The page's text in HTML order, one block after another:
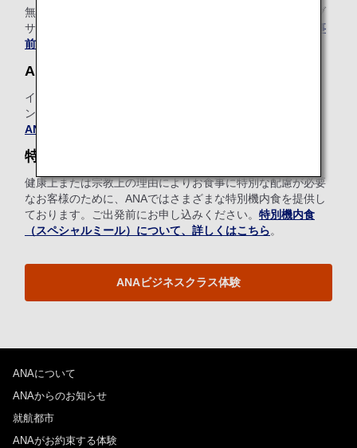
無料手荷物許容量を超える手荷物の追加料金を、ANAウェブ
サイトで事前にお支払いいただける便利なサービスです。
事
前追加手荷物について、詳しくはこちら
ANA Wi-Fi Service
インターネット、Eメール、SNSをご利用いただける機内イ
ンターネット接続サービスをご用意しています（有料）。
ANA Wi-Fi Serviceについて、詳しくはこちら
特別機内食（スペシャルミール）
健康上または宗教上の理由によりお食事に特別な配慮が必要
なお客様のために、ANAではさまざまな特別機内食を提供し
ております。ご出発前にお申し込みください。 特別機内食
（スペシャルミール）について、詳しくはこちら。
ANAビジネスクラス体験
ANAについて
ANAからのお知らせ
就航都市
ANAがお約束する体験